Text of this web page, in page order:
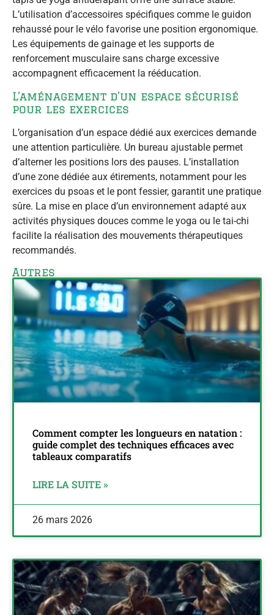
Autres
Comment compter les longueurs en natation :
guide complet des techniques efficaces avec
tableaux comparatifs
LIRE LA SUITE »
26 mars 2026
L’utilisation d’accessoires spécifiques comme le guidon
rehaussé pour le vélo favorise une position ergonomique.
Les équipements de gainage et les supports de
renforcement musculaire sans charge excessive
accompagnent efficacement la rééducation.
L’aménagement d’un espace sécurisé
pour les exercices
L’organisation d’un espace dédié aux exercices demande
une attention particulière. Un bureau ajustable permet
d’alterner les positions lors des pauses. L’installation
d’une zone dédiée aux étirements, notamment pour les
exercices du psoas et le pont fessier, garantit une pratique
sûre. La mise en place d’un environnement adapté aux
activités physiques douces comme le yoga ou le tai-chi
facilite la réalisation des mouvements thérapeutiques
recommandés.